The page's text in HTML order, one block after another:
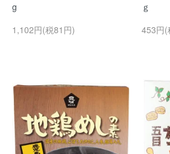
g
1,102円(税81円)
ｇ
453円(